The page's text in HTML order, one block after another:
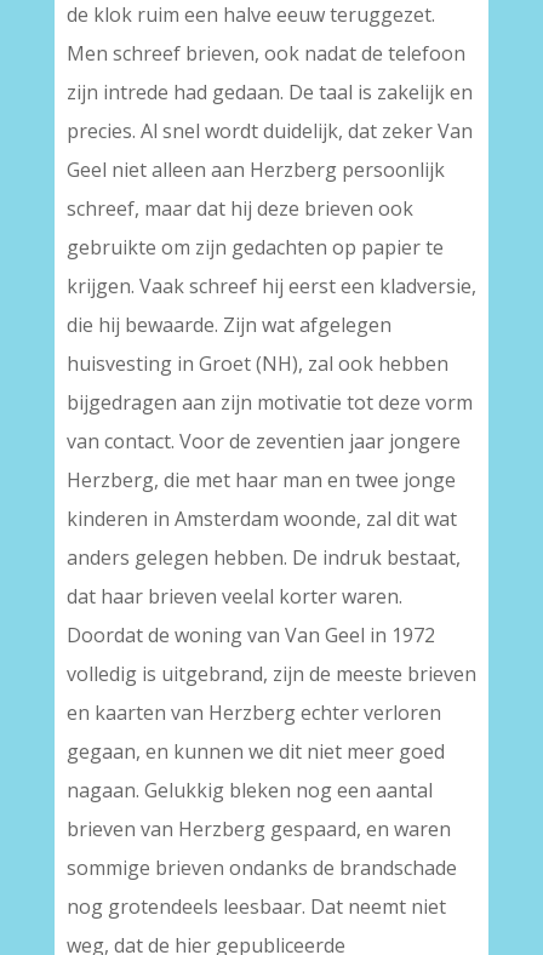
de klok ruim een halve eeuw teruggezet.
Men schreef brieven, ook nadat de telefoon
zijn intrede had gedaan. De taal is zakelijk en
precies. Al snel wordt duidelijk, dat zeker Van
Geel niet alleen aan Herzberg persoonlijk
schreef, maar dat hij deze brieven ook
gebruikte om zijn gedachten op papier te
krijgen. Vaak schreef hij eerst een kladversie,
die hij bewaarde. Zijn wat afgelegen
huisvesting in Groet (NH), zal ook hebben
bijgedragen aan zijn motivatie tot deze vorm
van contact. Voor de zeventien jaar jongere
Herzberg, die met haar man en twee jonge
kinderen in Amsterdam woonde, zal dit wat
anders gelegen hebben. De indruk bestaat,
dat haar brieven veelal korter waren.
Doordat de woning van Van Geel in 1972
volledig is uitgebrand, zijn de meeste brieven
en kaarten van Herzberg echter verloren
gegaan, en kunnen we dit niet meer goed
nagaan. Gelukkig bleken nog een aantal
brieven van Herzberg gespaard, en waren
sommige brieven ondanks de brandschade
nog grotendeels leesbaar. Dat neemt niet
weg, dat de hier gepubliceerde